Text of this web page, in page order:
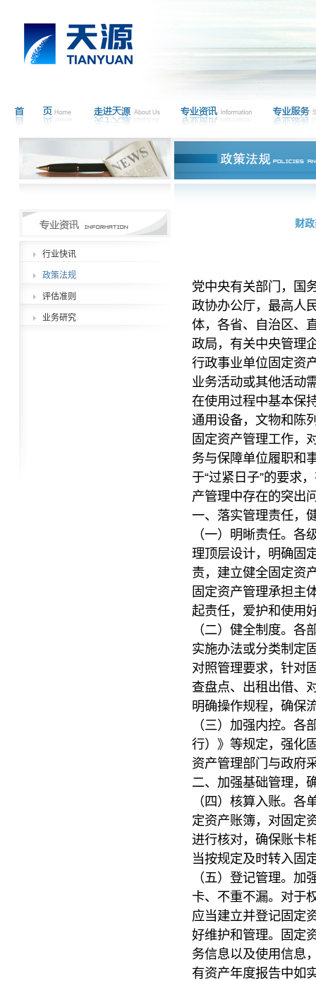
行业快讯
政策法规
评估准则
业务研究
财
党中央有关部门，国
政协办公厅，最高人
体，各省、自治区、
政局，有关中央管理
行政事业单位固定资
业务活动或其他活动
在使用过程中基本保
通用设备，文物和陈
固定资产管理工作，
务与保障单位履职和
于“过紧日子”的要求
产管理中存在的突出
一、落实管理责任，
（一）明晰责任。
理顶层设计，明确固
责，建立健全固定资
固定资产管理承担主
起责任，爱护和使用
（二）健全制度。
实施办法或分类制定
对照管理要求，针对
查盘点、出租出借、
明确操作规程，确保
（三）加强内控。
行）》等规定，强化
资产管理部门与政府
二、加强基础管理，
（四）核算入账。
定资产账簿，对固定
进行核对，确保账卡
当按规定及时转入固
（五）登记管理。
卡、不重不漏。对于
应当建立并登记固定
好维护和管理。固定
务信息以及使用信息
有资产年度报告中如